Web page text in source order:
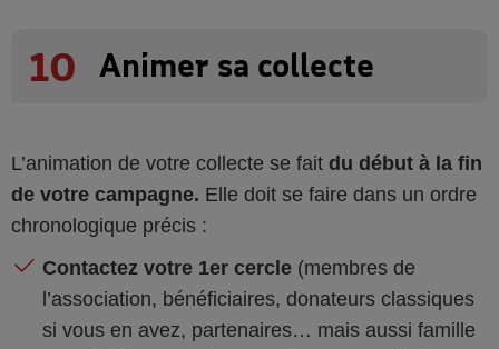
10 Animer sa collecte
L’animation de votre collecte se fait du début à la fin
de votre campagne. Elle doit se faire dans un ordre
chronologique précis :
Contactez votre 1er cercle (membres de
l’association, bénéficiaires, donateurs classiques
si vous en avez, partenaires… mais aussi famille